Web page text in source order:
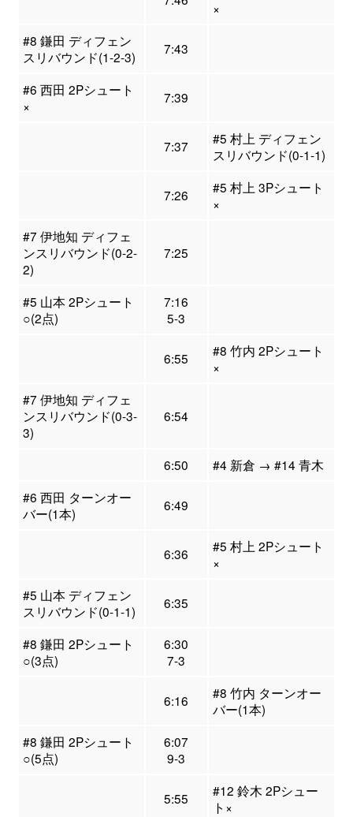
×
#8 鎌田 ディフェン
スリバウンド(1-2-3)
7:43
#6 西田 2Pシュート
×
7:39
7:37
#5 村上 ディフェン
スリバウンド(0-1-1)
7:26
#5 村上 3Pシュート
×
#7 伊地知 ディフェ
ンスリバウンド(0-2-
2)
7:25
#5 山本 2Pシュート
○(2点)
7:16
5-3
6:55
#8 竹内 2Pシュート
×
#7 伊地知 ディフェ
ンスリバウンド(0-3-
3)
6:54
6:50
#4 新倉 → #14 青木
#6 西田 ターンオー
バー(1本)
6:49
6:36
#5 村上 2Pシュート
×
#5 山本 ディフェン
スリバウンド(0-1-1)
6:35
#8 鎌田 2Pシュート
○(3点)
6:30
7-3
6:16
#8 竹内 ターンオー
バー(1本)
#8 鎌田 2Pシュート
○(5点)
6:07
9-3
5:55
#12 鈴木 2Pシュー
ト×